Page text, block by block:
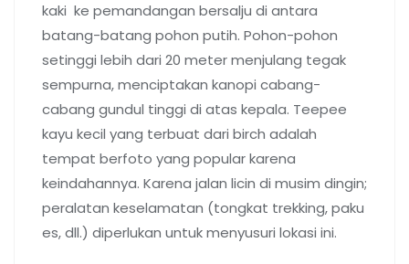
kaki ke pemandangan bersalju di antara
batang-batang pohon putih. Pohon-pohon
setinggi lebih dari 20 meter menjulang tegak
sempurna, menciptakan kanopi cabang-
cabang gundul tinggi di atas kepala. Teepee
kayu kecil yang terbuat dari birch adalah
tempat berfoto yang popular karena
keindahannya. Karena jalan licin di musim dingin;
peralatan keselamatan (tongkat trekking, paku
es, dll.) diperlukan untuk menyusuri lokasi ini.